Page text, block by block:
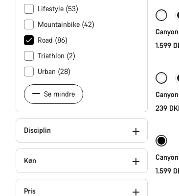
Lifestyle (53)
Mountainbike (42)
Road (86)
Triathlon (2)
Urban (28)
Se mindre
Disciplin
Køn
Pris
1.599
239
1.599